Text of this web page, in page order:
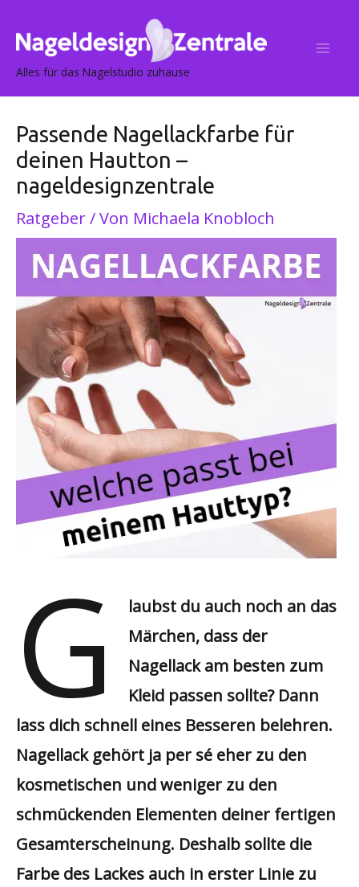
Alles für das Nagelstudio zuhause
Passende Nagellackfarbe für
deinen Hautton –
nageldesignzentrale
Ratgeber/ Von Michaela Knobloch
G
laubst du auch noch an das
Märchen, dass der
Nagellack am besten zum
Kleid passen sollte? Dann
lass dich schnell eines Besseren belehren.
Nagellack gehört ja per sé eher zu den
kosmetischen und weniger zu den
schmückenden Elementen deiner fertigen
Gesamterscheinung. Deshalb sollte die
Farbe des Lackes auch in erster Linie zu
navigation